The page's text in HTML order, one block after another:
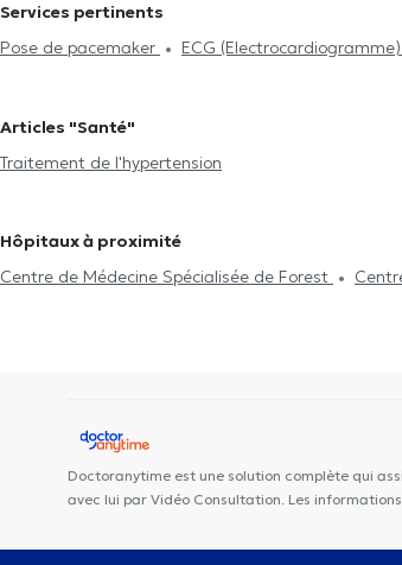
Cardiologues à Woluwe-Saint-Lambert
Cardiologues à Braine-L'Alleud
Cardiologues à
Services pertinents
Pose de pacemaker
ECG (Electrocardiogramme)
Articles "Santé"
Traitement de l'hypertension
Hôpitaux à proximité
Centre de Médecine Spécialisée de Forest
Doctoranytime est une solution complète qui
avec lui par Vidéo Consultation. Les